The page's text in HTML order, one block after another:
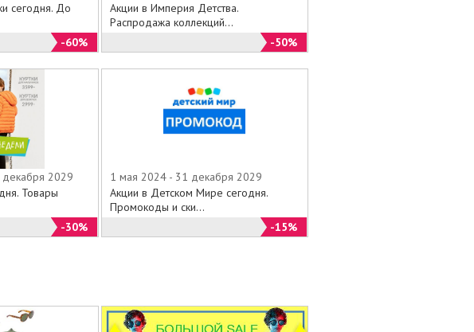
сегодня. До
-60%
Акции в Империя Детства.
Распродажа коллекций...
-50%
2029
Товары
-30%
1 мая 2024 - 31 декабря 2029
Акции в Детском Мире сегодня.
Промокоды и ски...
-15%